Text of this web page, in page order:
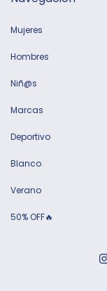
Mujeres
Hombres
Niñ@s
Marcas
Deportivo
Blanco
Verano
50% OFF🔥